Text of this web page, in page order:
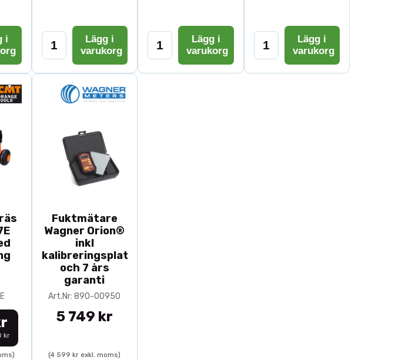
i
Lägg i
varukorg
Lägg i
varukorg
Lägg i
varukorg
kr
Fuktmätare
Wagner Orion®
inkl
kalibreringsplatta
och 7 års
garanti
Art.Nr: 890-00950
5 749 kr
(4 599 kr exkl. moms)